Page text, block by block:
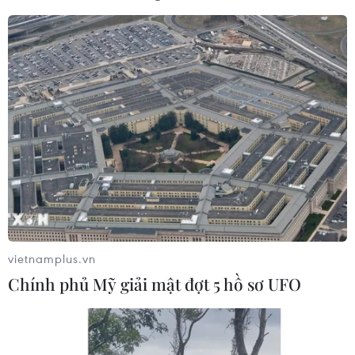
từ đầu tháng 7/2025, nhưng Liên danh vẫn tiếp
tục ký biên bản hoàn thiện hợp đồng mà không
thông tin lại cho chủ đầu tư biết về việc không
thể cung cấp đúng thời hạn, đúng chủng loại
con giống như HSMT.
Chỉ đến thời điểm ký hợp đồng chính thức, nhà
thầu mới đề nghị thay đổi giống vịt Super M
sang Super SH.
Như vậy, nhà thầu không chỉ vi phạm tính trung
thực của hồ sơ dự thầu, mà còn làm sai lệch kết
quả lựa chọn nhà thầu, ảnh hưởng đến nguyên
tắc công bằng, minh bạch trong đấu thầu.
Đối chiếu với Khoản 4 Điều 16 Luật Đấu thầu
2023 và quy định của Luật Chăn nuôi 2018 về
hàng hóa kinh doanh có điều kiện, Trung tâm
vietnamplus.vn
Chính phủ Mỹ giải mật đợt 5 hồ sơ UFO